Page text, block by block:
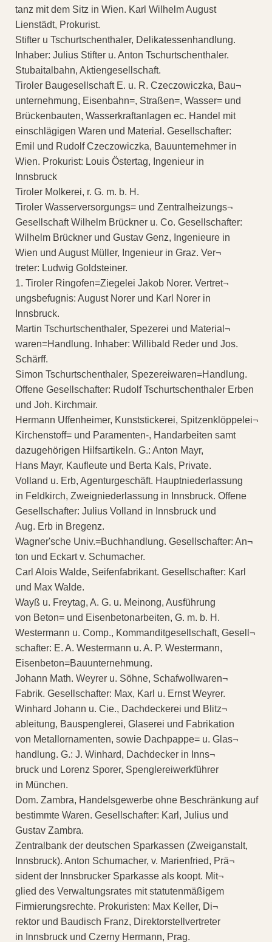
tanz mit dem Sitz in Wien. Karl Wilhelm August
Lienstädt, Prokurist.
Stifter u Tschurtschenthaler, Delikatessenhandlung.
Inhaber: Julius Stifter u. Anton Tschurtschenthaler.
Stubaitalbahn, Aktiengesellschaft.
Tiroler Baugesellschaft E. u. R. Czeczowiczka, Bau¬
unternehmung, Eisenbahn=, Straßen=, Wasser= und
Brückenbauten, Wasserkraftanlagen ec. Handel mit
einschlägigen Waren und Material. Gesellschafter:
Emil und Rudolf Czeczowiczka, Bauunternehmer in
Wien. Prokurist: Louis Östertag, Ingenieur in
Innsbruck
Tiroler Molkerei, r. G. m. b. H.
Tiroler Wasserversorgungs= und Zentralheizungs¬
Gesellschaft Wilhelm Brückner u. Co. Gesellschafter:
Wilhelm Brückner und Gustav Genz, Ingenieure in
Wien und August Müller, Ingenieur in Graz. Ver¬
treter: Ludwig Goldsteiner.
1. Tiroler Ringofen=Ziegelei Jakob Norer. Vertret¬
ungsbefugnis: August Norer und Karl Norer in
Innsbruck.
Martin Tschurtschenthaler, Spezerei und Material¬
waren=Handlung. Inhaber: Willibald Reder und Jos.
Schärff.
Simon Tschurtschenthaler, Spezereiwaren=Handlung.
Offene Gesellschafter: Rudolf Tschurtschenthaler Erben
und Joh. Kirchmair.
Hermann Uffenheimer, Kunststickerei, Spitzenklöppelei¬
Kirchenstoff= und Paramenten-, Handarbeiten samt
dazugehörigen Hilfsartikeln. G.: Anton Mayr,
Hans Mayr, Kaufleute und Berta Kals, Private.
Volland u. Erb, Agenturgeschäft. Hauptniederlassung
in Feldkirch, Zweigniederlassung in Innsbruck. Offene
Gesellschafter: Julius Volland in Innsbruck und
Aug. Erb in Bregenz.
Wagner'sche Univ.=Buchhandlung. Gesellschafter: An¬
ton und Eckart v. Schumacher.
Carl Alois Walde, Seifenfabrikant. Gesellschafter: Karl
und Max Walde.
Wayß u. Freytag, A. G. u. Meinong, Ausführung
von Beton= und Eisenbetonarbeiten, G. m. b. H.
Westermann u. Comp., Kommanditgesellschaft, Gesell¬
schafter: E. A. Westermann u. A. P. Westermann,
Eisenbeton=Bauunternehmung.
Johann Math. Weyrer u. Söhne, Schafwollwaren¬
Fabrik. Gesellschafter: Max, Karl u. Ernst Weyrer.
Winhard Johann u. Cie., Dachdeckerei und Blitz¬
ableitung, Bauspenglerei, Glaserei und Fabrikation
von Metallornamenten, sowie Dachpappe= u. Glas¬
handlung. G.: J. Winhard, Dachdecker in Inns¬
bruck und Lorenz Sporer, Spenglereiwerkführer
in München.
Dom. Zambra, Handelsgewerbe ohne Beschränkung auf
bestimmte Waren. Gesellschafter: Karl, Julius und
Gustav Zambra.
Zentralbank der deutschen Sparkassen (Zweiganstalt,
Innsbruck). Anton Schumacher, v. Marienfried, Prä¬
sident der Innsbrucker Sparkasse als koopt. Mit¬
glied des Verwaltungsrates mit statutenmäßigem
Firmierungsrechte. Prokuristen: Max Keller, Di¬
rektor und Baudisch Franz, Direktorstellvertreter
in Innsbruck und Czerny Hermann, Prag.